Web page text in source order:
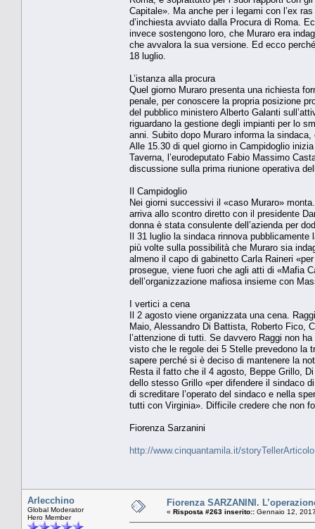
Capitale». Ma anche per i legami con l’ex
d’inchiesta avviato dalla Procura di Roma.
invece sostengono loro, che Muraro era
che avvalora la sua versione. Ed ecco
18 luglio.
L’istanza alla procura
Quel giorno Muraro presenta una richiesta
penale, per conoscere la propria posizione
del pubblico ministero Alberto Galanti
riguardano la gestione degli impianti per lo
anni. Subito dopo Muraro informa la
Alle 15.30 di quel giorno in Campidoglio
Taverna, l’eurodeputato Fabio Massimo
discussione sulla prima riunione operativa
Il Campidoglio
Nei giorni successivi il «caso Muraro»
arriva allo scontro diretto con il presidente
donna è stata consulente dell’azienda per
Il 31 luglio la sindaca rinnova
più volte sulla possibilità che Muraro sia
almeno il capo di gabinetto Carla Raineri
prosegue, viene fuori che agli atti di «Mafia
dell’organizzazione mafiosa insieme con
I vertici a cena
Il 2 agosto viene organizzata una cena.
Maio, Alessandro Di Battista, Roberto Fico,
l’attenzione di tutti. Se davvero Raggi non
visto che le regole dei 5 Stelle prevedono la
sapere perché si è deciso di mantenere la
Resta il fatto che il 4 agosto, Beppe Grillo,
dello stesso Grillo «per difendere il sindaco
di screditare l’operato del sindaco e nella
tutti con Virginia». Difficile credere che non
Fiorenza Sarzanini
http://www.cinquantamila.it/
Arlecchino
Global Moderator
Hero Member
Fiorenza SARZANINI.
« Risposta #263 inserito:: Gennaio 12,